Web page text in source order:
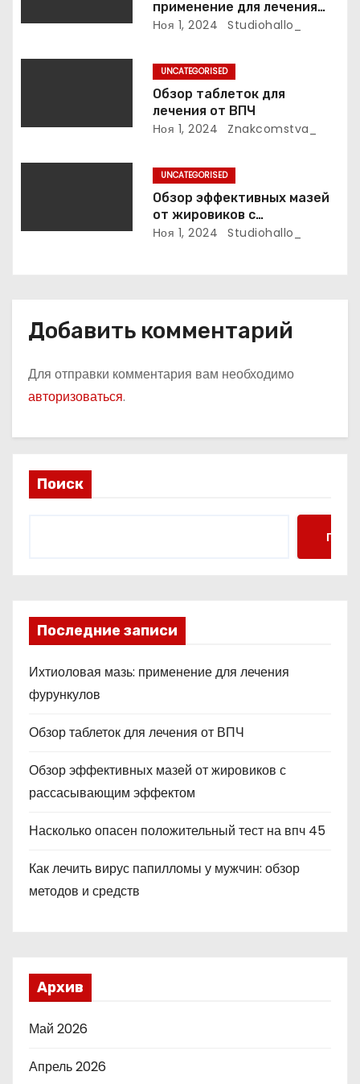
п
и
я
применение для лечения
фурункулов
Ноя 1, 2024 Studiohallo_
UNCATEGORISED
Обзор таблеток для
лечения от ВПЧ
Ноя 1, 2024 Znakcomstva_
UNCATEGORISED
Обзор эффективных мазей
от жировиков с
рассасывающим эффектом
Ноя 1, 2024 Studiohallo_
Добавить комментарий
Для отправки комментария вам необходимо
авторизоваться.
Поиск
Поиск
Последние записи
Ихтиоловая мазь: применение для лечения
фурункулов
Обзор таблеток для лечения от ВПЧ
Обзор эффективных мазей от жировиков с
рассасывающим эффектом
Насколько опасен положительный тест на впч 45
Как лечить вирус папилломы у мужчин: обзор
методов и средств
Архив
Май 2026
Апрель 2026